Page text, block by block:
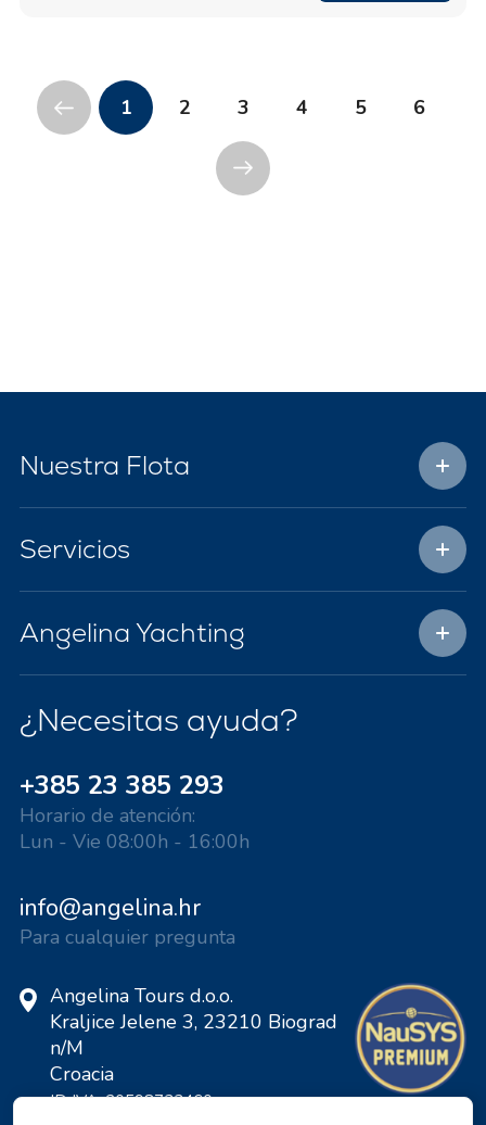
1 2 3 4 5 6
Nuestra Flota
Servicios
Angelina Yachting
¿Necesitas ayuda?
+385 23 385 293
Horario de atención:
Lun - Vie 08:00h - 16:00h
info@angelina.hr
Para cualquier pregunta
Angelina Tours d.o.o.
Kraljice Jelene 3, 23210 Biograd
n/M
Croacia
ID IVA: 20598733460